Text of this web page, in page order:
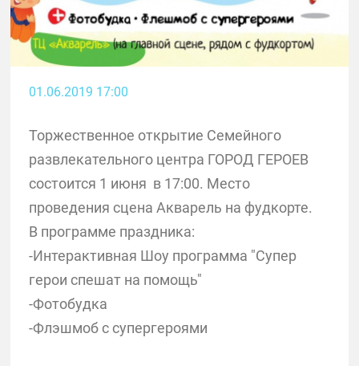
01.06.2019 17:00
Торжественное открытие Семейного
развлекательного центра ГОРОД ГЕРОЕВ
состоится 1 июня в 17:00. Место
проведения сцена Акварель на фудкорте.
В программе праздника:
-Интерактивная Шоу программа "Супер
герои спешат на помощь"
-Фотобудка
-Флэшмоб с супергероями